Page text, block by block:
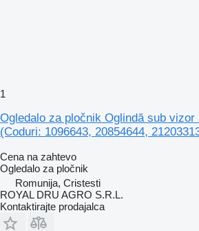
1
Ogledalo za pločnik Oglindă sub
(Coduri: 1096643, 20854644,
Cena na zahtevo
Ogledalo za pločnik
Romunija, Cristesti
ROYAL DRU AGRO S.R.L.
Kontaktirajte prodajalca